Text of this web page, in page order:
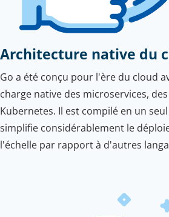
Architecture native du
Go a été conçu pour l'ère du cloud
charge native des microservices,
Kubernetes. Il est compilé en un
simplifie considérablement le
l'échelle par rapport à d'autres